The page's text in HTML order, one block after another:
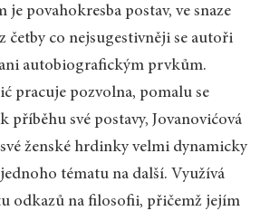
je povahokresba postav, ve snaze
četby co nejsugestivněji se autoři
autobiografickým prvkům.
pracuje pozvolna, pomalu se
příběhu své postavy, Jovanovićová
své ženské hrdinky velmi dynamicky
tématu na další. Využívá
odkazů na filosofii, přičemž jejím